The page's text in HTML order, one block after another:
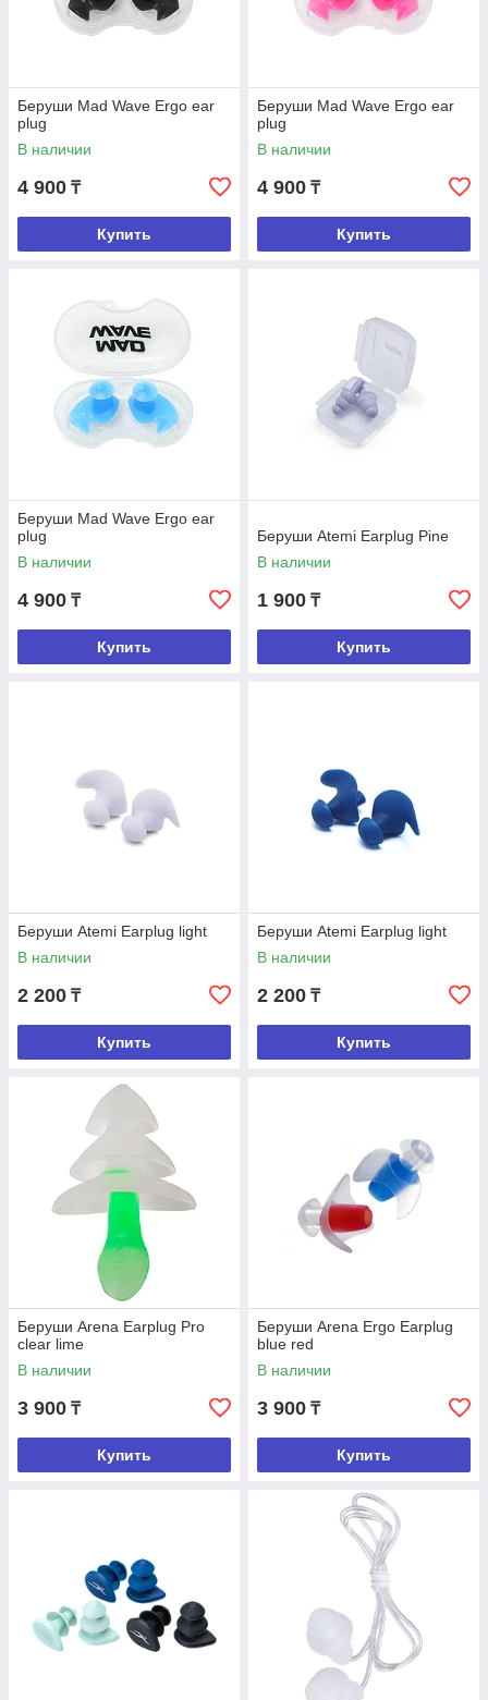
Беруши Mad Wave Ergo ear
plug
В наличии
4 900 ₸
Купить
Беруши Mad Wave Ergo ear
plug
В наличии
4 900 ₸
Купить
Беруши Mad Wave Ergo ear
plug
В наличии
4 900 ₸
Купить
Беруши Atemi Earplug Pine
В наличии
1 900 ₸
Купить
Беруши Atemi Earplug light
В наличии
2 200 ₸
Купить
Беруши Atemi Earplug light
В наличии
2 200 ₸
Купить
Беруши Arena Earplug Pro
clear lime
В наличии
3 900 ₸
Купить
Беруши Arena Ergo Earplug
blue red
В наличии
3 900 ₸
Купить